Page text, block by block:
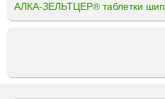
АЛКА-ЗЕЛЬТЦЕР® таблетки